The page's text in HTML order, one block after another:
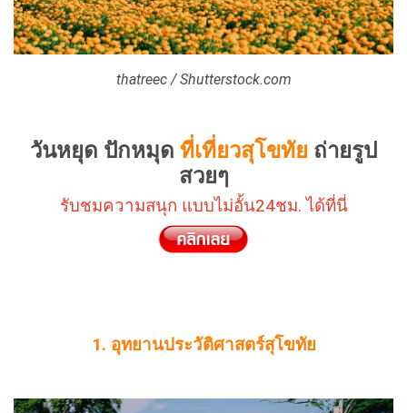
thatreec / Shutterstock.com
วันหยุด ปักหมุด ที่เที่ยวสุโขทัย ถ่ายรูป
สวยๆ
รับชมความสนุก แบบไม่อั้น24ชม. ได้ที่นี่
1. อุทยานประวัติศาสตร์สุโขทัย